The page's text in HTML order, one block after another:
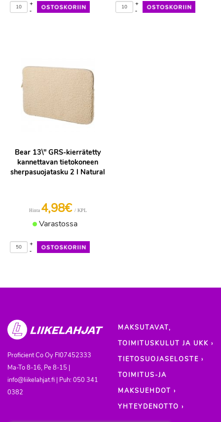
-
+
-
+
Bear 13\" GRS-kierrätetty
kannettavan tietokoneen
sherpasuojatasku 2 l Natural
Hinta 4,98€ / KPL
Varastossa
-
+
Proficient Co Oy FI07452333
Ma-To 8-16, Pe 8-15 |
info@liikelahjat.fi | Puh: 050 341
0382
MAKSUTAVAT,
TOIMITUSKULUT JA UKK ›
TIETOSUOJASELOSTE ›
TOIMITUS-JA
MAKSUEHDOT ›
YHTEYDENOTTO ›